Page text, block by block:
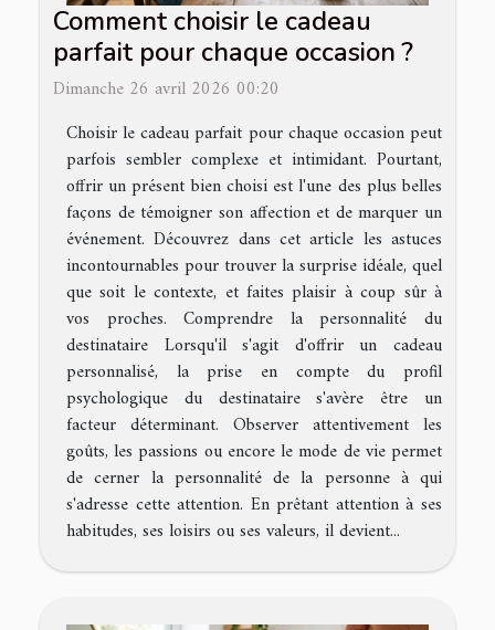
Comment choisir le cadeau
parfait pour chaque occasion ?
Dimanche 26 avril 2026 00:20
Choisir le cadeau parfait pour chaque occasion peut
parfois sembler complexe et intimidant. Pourtant,
offrir un présent bien choisi est l'une des plus belles
façons de témoigner son affection et de marquer un
événement. Découvrez dans cet article les astuces
incontournables pour trouver la surprise idéale, quel
que soit le contexte, et faites plaisir à coup sûr à
vos proches. Comprendre la personnalité du
destinataire Lorsqu'il s'agit d'offrir un cadeau
personnalisé, la prise en compte du profil
psychologique du destinataire s'avère être un
facteur déterminant. Observer attentivement les
goûts, les passions ou encore le mode de vie permet
de cerner la personnalité de la personne à qui
s'adresse cette attention. En prêtant attention à ses
habitudes, ses loisirs ou ses valeurs, il devient...